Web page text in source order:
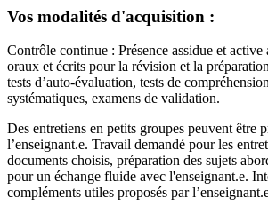
Vos modalités d'acquisition :
Contrôle continue : Présence assidue et active
oraux et écrits pour la révision et la
tests d’auto-évaluation, tests de
systématiques, examens de validation.
Des entretiens en petits groupes peuvent être
l’enseignant.e. Travail demandé pour les
documents choisis, préparation des sujets
pour un échange fluide avec l'enseignant.e.
compléments utiles proposés par